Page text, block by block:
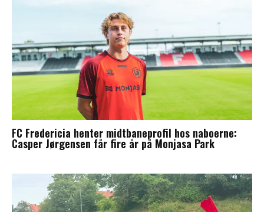
FC Fredericia henter midtbaneprofil hos naboerne:
Casper Jørgensen får fire år på Monjasa Park